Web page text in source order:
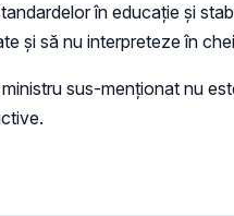
în educație și
și să nu interpreteze în
sus-menționat nu